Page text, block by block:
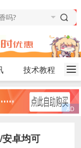
技术教程
卓均可